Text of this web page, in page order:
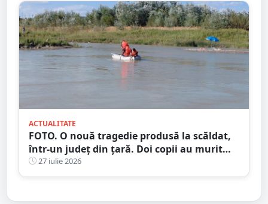
ACTUALITATE
FOTO. O nouă tragedie produsă la scăldat,
într-un județ din țară. Doi copii au murit
încercând să își salveze sora
27 iulie 2026